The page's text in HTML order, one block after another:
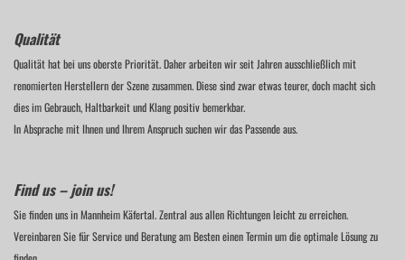
Qualität
Qualität hat bei uns oberste Priorität. Daher arbeiten wir seit Jahren ausschließlich mit
renomierten Herstellern der Szene zusammen. Diese sind zwar etwas teurer, doch macht sich
dies im Gebrauch, Haltbarkeit und Klang positiv bemerkbar.
In Absprache mit Ihnen und Ihrem Anspruch suchen wir das Passende aus.
Find us – join us!
Sie finden uns in Mannheim Käfertal. Zentral aus allen Richtungen leicht zu erreichen.
Vereinbaren Sie für Service und Beratung am Besten einen Termin um die optimale Lösung zu